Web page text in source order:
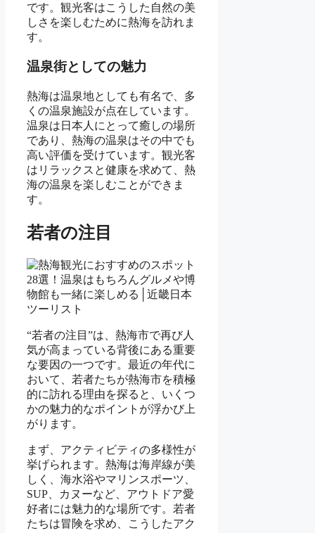
です。観光客はこうした自然の美
しさを楽しむために熱海を訪れま
す。
温泉街としての魅力
熱海は温泉地としても有名で、多
くの温泉施設が点在しています。
温泉は日本人にとって癒しの場所
であり、熱海の温泉はその中でも
高い評価を受けています。観光客
はリラックスと健康を求めて、熱
海の温泉を楽しむことができま
す。
若者の注目
“若者の注目”は、熱海市で再び人
気が高まっている背後にある重要
な要因の一つです。最近の年代に
おいて、若者たちが熱海市を積極
的に訪れる理由を探ると、いくつ
かの魅力的なポイントが浮かび上
がります。
まず、アクティビティの多様性が
挙げられます。熱海は海岸線が美
しく、海水浴やマリンスポーツ、
SUP、カヌーなど、アウトドア愛
好者には魅力的な場所です。若者
たちは冒険を求め、こうしたアク